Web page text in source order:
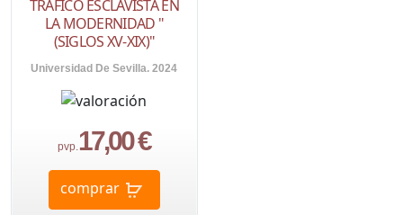
TRÁFICO ESCLAVISTA EN
LA MODERNIDAD "
(SIGLOS XV-XIX)"
Universidad De Sevilla. 2024
pvp.17,00 €
comprar